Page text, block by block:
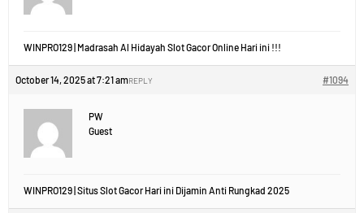
WINPRO129 | Madrasah Al Hidayah Slot Gacor Online Hari ini !!!
October 14, 2025 at 7:21 am #1094
REPLY
PW
Guest
WINPRO129 | Situs Slot Gacor Hari ini Dijamin Anti Rungkad 2025